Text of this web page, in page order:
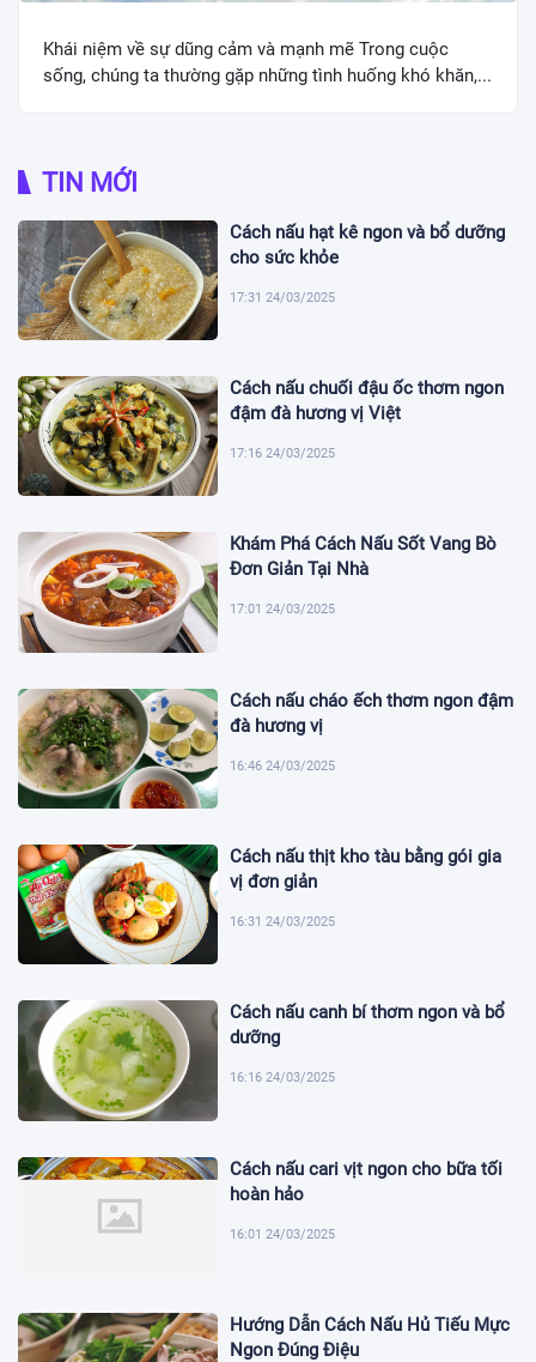
Khái niệm về sự dũng cảm và mạnh mẽ Trong cuộc
sống, chúng ta thường gặp những tình huống khó khăn,...
TIN MỚI
Cách nấu hạt kê ngon và bổ dưỡng
cho sức khỏe
17:31 24/03/2025
Cách nấu chuối đậu ốc thơm ngon
đậm đà hương vị Việt
17:16 24/03/2025
Khám Phá Cách Nấu Sốt Vang Bò
Đơn Giản Tại Nhà
17:01 24/03/2025
Cách nấu cháo ếch thơm ngon đậm
đà hương vị
16:46 24/03/2025
Cách nấu thịt kho tàu bằng gói gia
vị đơn giản
16:31 24/03/2025
Cách nấu canh bí thơm ngon và bổ
dưỡng
16:16 24/03/2025
Cách nấu cari vịt ngon cho bữa tối
hoàn hảo
16:01 24/03/2025
Hướng Dẫn Cách Nấu Hủ Tiếu Mực
Ngon Đúng Điệu